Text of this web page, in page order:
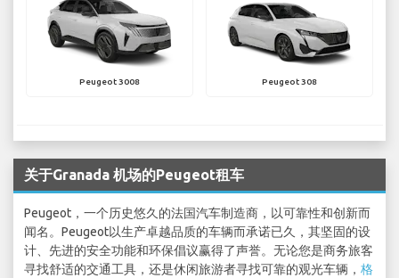
Peugeot 3008 Peugeot 308
关于Granada 机场的Peugeot租车
Peugeot，一个历史悠久的法国汽车制造商，以可靠性和创新而
闻名。Peugeot以生产卓越品质的车辆而承诺已久，其坚固的设
计、先进的安全功能和环保倡议赢得了声誉。无论您是商务旅客
寻找舒适的交通工具，还是休闲旅游者寻找可靠的观光车辆， 格